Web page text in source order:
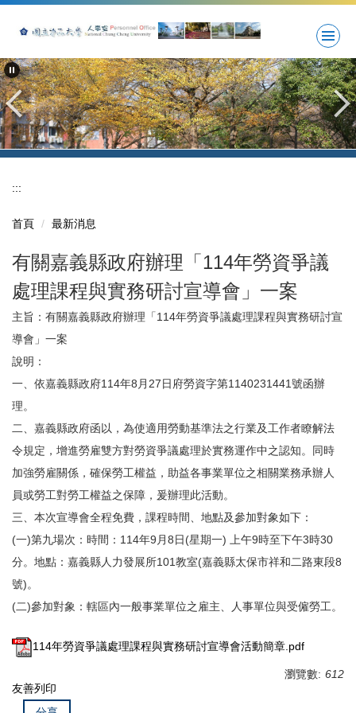
要
內
容
區
:::
首頁 最新消息
有關嘉義縣政府辦理「114年勞資爭議
處理課程與實務研討宣導會」一案
主旨：有關嘉義縣政府辦理「114年勞資爭議處理課程與實務研討宣
導會」一案
說明：
一、依嘉義縣政府114年8月27日府勞資字第1140231441號函辦
理。
二、嘉義縣政府函以，為使適用勞動基準法之行業及工作者瞭解法
令規定，增進勞雇雙方對勞資爭議處理於實務運作中之認知。同時
加強勞雇關係，確保勞工權益，助益各事業單位之相關業務承辦人
員或勞工對勞工權益之保障，爰辦理此活動。
三、本次宣導會全程免費，課程時間、地點及參加對象如下：
(一)第九場次：時間：114年9月8日(星期一) 上午9時至下午3時30
分。地點：嘉義縣人力發展所101教室(嘉義縣太保市祥和二路東段8
號)。
(二)參加對象：轄區內一般事業單位之雇主、人事單位與受僱勞工。
114年勞資爭議處理課程與實務研討宣導會活動簡章.pdf
瀏覽數: 612
友善列印